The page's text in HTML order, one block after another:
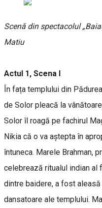
Scenă din spectacolul
Matiu
Actul 1, Scena I
În fața templului din
de Solor pleacă la
Solor îl roagă pe fachirul
Nikia că o va aștepta în
întuneca. Marele Brahman,
celebrează ritualul indian al
dintre baidere, a fost
dansatoare ale templului.